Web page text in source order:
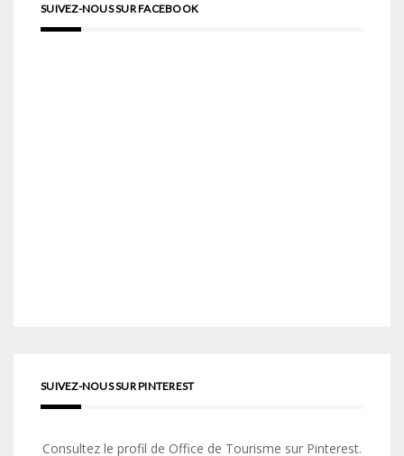
SUIVEZ-NOUS SUR FACEBOOK
SUIVEZ-NOUS SUR PINTEREST
Consultez le profil de Office de Tourisme sur Pinterest.